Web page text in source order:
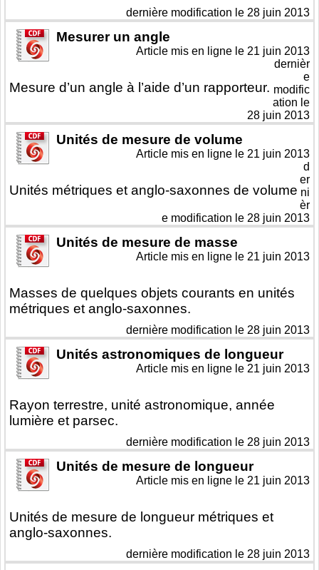
dernière modification le 28 juin 2013
Mesurer un angle
Mesure d’un angle à l’aide d’un rapporteur.
Article mis en ligne le 21 juin 2013
dernièr
e
modific
ation le
28 juin 2013
Unités de mesure de volume
Unités métriques et anglo-saxonnes de volume
Article mis en ligne le 21 juin 2013
d
er
ni
èr
e modification le 28 juin 2013
Unités de mesure de masse
Masses de quelques objets courants en unités
métriques et anglo-saxonnes.
Article mis en ligne le 21 juin 2013
dernière modification le 28 juin 2013
Unités astronomiques de longueur
Rayon terrestre, unité astronomique, année
lumière et parsec.
Article mis en ligne le 21 juin 2013
dernière modification le 28 juin 2013
Unités de mesure de longueur
Unités de mesure de longueur métriques et
anglo-saxonnes.
Article mis en ligne le 21 juin 2013
dernière modification le 28 juin 2013